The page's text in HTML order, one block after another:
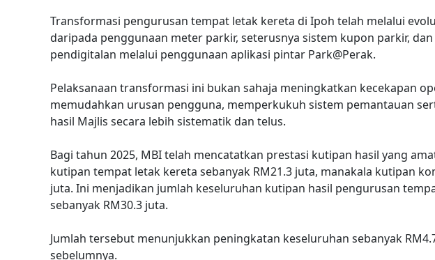
Transformasi pengurusan tempat letak kereta di Ipoh telah melalui
daripada penggunaan meter parkir, seterusnya sistem kupon parkir,
pendigitalan melalui penggunaan aplikasi pintar Park@Perak.
Pelaksanaan transformasi ini bukan sahaja meningkatkan kecekapan
memudahkan urusan pengguna, memperkukuh sistem pemantauan
hasil Majlis secara lebih sistematik dan telus.
Bagi tahun 2025, MBI telah mencatatkan prestasi kutipan hasil yang
kutipan tempat letak kereta sebanyak RM21.3 juta, manakala kutipan
juta. Ini menjadikan jumlah keseluruhan kutipan hasil pengurusan
sebanyak RM30.3 juta.
Jumlah tersebut menunjukkan peningkatan keseluruhan sebanyak
sebelumnya.